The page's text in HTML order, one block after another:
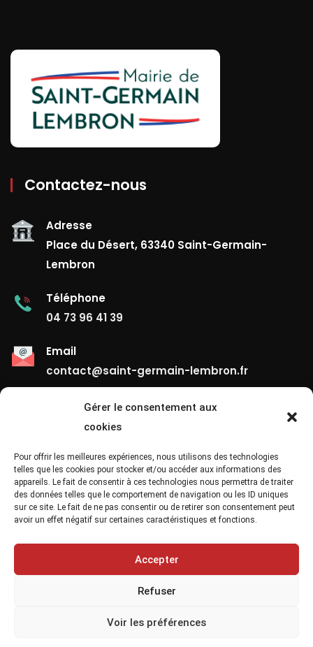
Gérer le consentement aux
cookies
Pour offrir les meilleures expériences, nous utilisons des technologies
telles que les cookies pour stocker et/ou accéder aux informations des
appareils. Le fait de consentir à ces technologies nous permettra de traiter
des données telles que le comportement de navigation ou les ID uniques
sur ce site. Le fait de ne pas consentir ou de retirer son consentement peut
avoir un effet négatif sur certaines caractéristiques et fonctions.
Accepter
Refuser
Voir les préférences
Contactez-nous
Adresse
Place du Désert, 63340 Saint-Germain-
Lembron
Téléphone
04 73 96 41 39
Email
contact@saint-germain-lembron.fr
Liens Utiles
Contact
Mentions Légales
Confidentialité
Site Map